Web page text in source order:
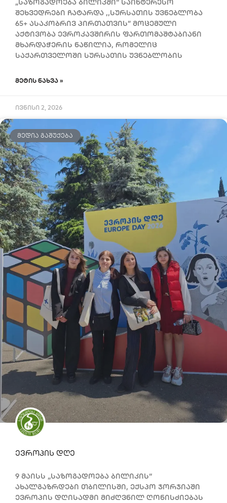
შეხვედრები ჩატარდა ,,სურსათის უვნებლობა
65+ ასაკობრივ პირთათვის” მოცემული
აქტივობა ევროკავშირის ფართომაშტაბიანი
მხარდაჭერის ნაწილია, რომელიც
საქართველოში სურსათის უვნებლობის
ᲛᲔᲢᲘᲡ ᲜᲐᲮᲕᲐ »
ივნისი 2, 2026
ᲛᲔᲓᲘᲐ ᲒᲐᲨᲣᲥᲔᲑᲐ
ევროპის დღე
9 მაისს „საზოგადოება ბილიკის“
ახალგაზრდები თბილისში, ექსპო ჯორჯიაში
ევროპის დღისადმი მიძღვნილ ღონისძიებას